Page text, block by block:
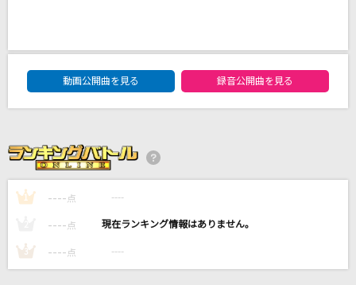
[生音]明日はきっといい日になる
浜田省吾
まほろばアスタリスク
[生音]シーズン・イン・ザ・サン
DAM★ともボーカルエントリーランキング
動画公開曲を見る
録音公開曲を見る
1 ---- 点 ----
---- 点 ----
3 ---- 点 ----